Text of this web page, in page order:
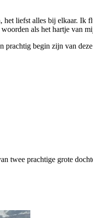
liefst alles bij elkaar.
als het hartje van
prachtig begin zijn van
twee prachtige grote